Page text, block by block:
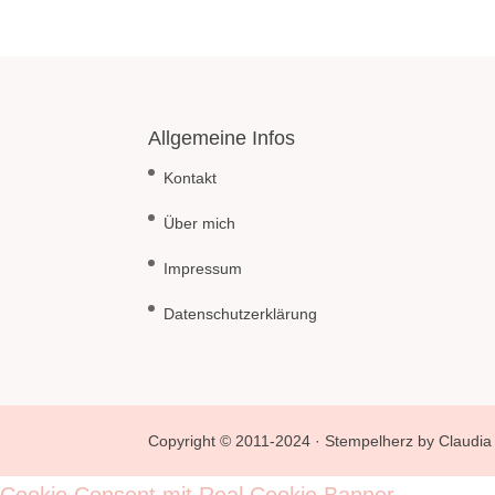
Allgemeine Infos
Kontakt
Über mich
Impressum
Datenschutzerklärung
Copyright © 2011-2024 · Stempelherz by